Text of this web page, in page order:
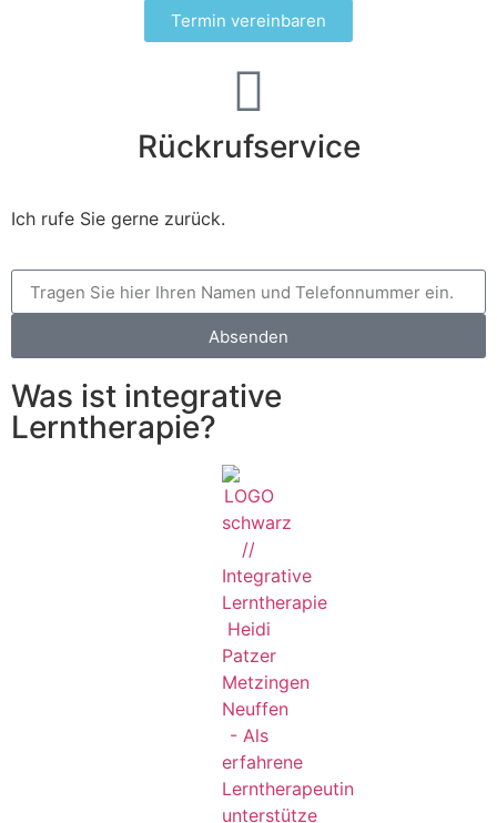
Termin vereinbaren
Rückrufservice
Ich rufe Sie gerne zurück.
Absenden
Was ist integrative
Lerntherapie?